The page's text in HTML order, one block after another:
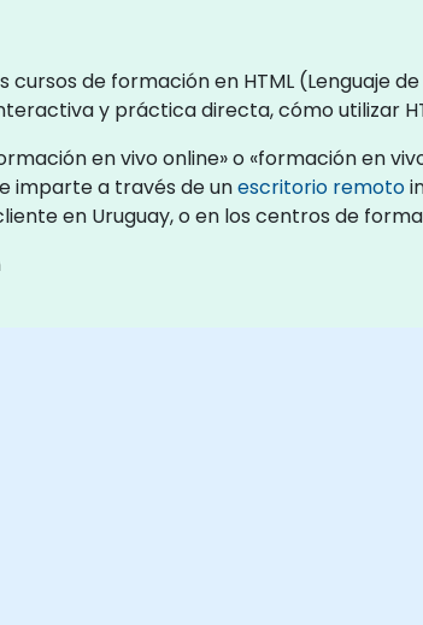
de formación en HTML (Lenguaje
y práctica directa, cómo utilizar
en vivo online» o «formación en
imparte a través de unescritorio remoto
en Uruguay, o en los centros de